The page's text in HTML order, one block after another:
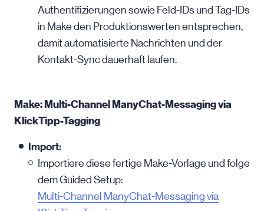
Authentifizierungen sowie Feld-IDs und Tag-IDs
in Make den Produktionswerten entsprechen,
damit automatisierte Nachrichten und der
Kontakt-Sync dauerhaft laufen.
Make: Multi-Channel ManyChat-Messaging via
KlickTipp-Tagging
Import:
Importiere diese fertige Make-Vorlage und folge
dem Guided Setup:
Multi-Channel ManyChat-Messaging via